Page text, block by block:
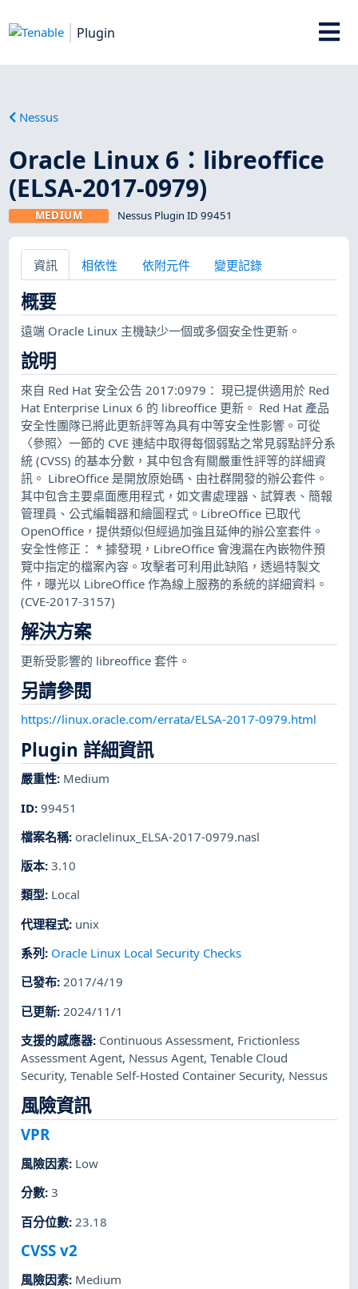
Plugin
Nessus
Oracle Linux 6：libreoffice
(ELSA-2017-0979)
MEDIUM Nessus Plugin ID 99451
資訊 相依性 依附元件 變更記錄
概要
遠端 Oracle Linux 主機缺少一個或多個安全性更新。
說明
來自 Red Hat 安全公告 2017:0979： 現已提供適用於 Red
Hat Enterprise Linux 6 的 libreoffice 更新。 Red Hat 產品
安全性團隊已將此更新評等為具有中等安全性影響。可從
〈參照〉一節的 CVE 連結中取得每個弱點之常見弱點評分系
統 (CVSS) 的基本分數，其中包含有關嚴重性評等的詳細資
訊。 LibreOffice 是開放原始碼、由社群開發的辦公套件。
其中包含主要桌面應用程式，如文書處理器、試算表、簡報
管理員、公式編輯器和繪圖程式。LibreOffice 已取代
OpenOffice，提供類似但經過加強且延伸的辦公室套件。
安全性修正： * 據發現，LibreOffice 會洩漏在內嵌物件預
覽中指定的檔案內容。攻擊者可利用此缺陷，透過特製文
件，曝光以 LibreOffice 作為線上服務的系統的詳細資料。
(CVE-2017-3157)
解決方案
更新受影響的 libreoffice 套件。
另請參閱
https://linux.oracle.com/errata/ELSA-2017-0979.html
Plugin 詳細資訊
嚴重性: Medium
ID:99451
檔案名稱: oraclelinux_ELSA-2017-0979.nasl
版本:3.10
類型: Local
代理程式: unix
系列 : Oracle Linux Local Security Checks
已發布:2017/4/19
已更新: 2024/11/1
支援的感應器: Continuous Assessment, Frictionless
Assessment Agent, Nessus Agent,Tenable Cloud
Security,Tenable Self-Hosted Container Security, Nessus
風險資訊
VPR
風險因素: Low
分數:3
百分位數: 23.18
CVSS v2
風險因素: Medium